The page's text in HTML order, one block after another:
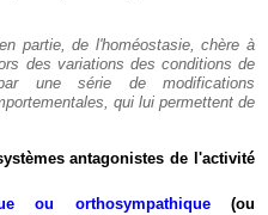
partie, de l'homéostasie, chère à
des variations des conditions de
une série de modifications
qui lui permettent de
antagonistes de l'activité
ou orthosympathique(ou